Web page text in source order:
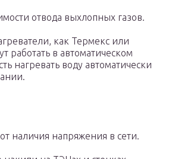
отвода выхлопных газов.
как Термекс или
работать в автоматическом
нагревать воду автоматически
наличия напряжения в сети.